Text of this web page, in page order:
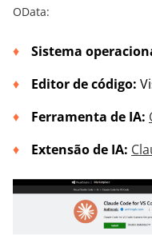
OData:
Sistema
Editor de código:
Ferramenta de IA:
Extensão de IA: